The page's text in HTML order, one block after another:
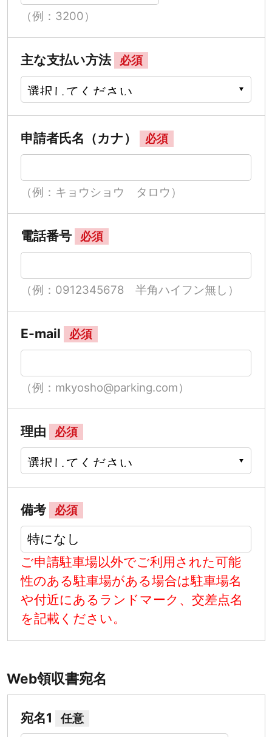
（例：3200）
主な支払い方法 必須
申請者氏名（カナ） 必須
（例：キョウショウ タロウ）
電話番号 必須
（例：0912345678 半角ハイフン無し）
E-mail 必須
（例：mkyosho@parking.com）
理由 必須
備考 必須
ご申請駐車場以外でご利用された可能
性のある駐車場がある場合は駐車場名
や付近にあるランドマーク、交差点名
を記載ください。
Web領収書宛名
宛名1 任意